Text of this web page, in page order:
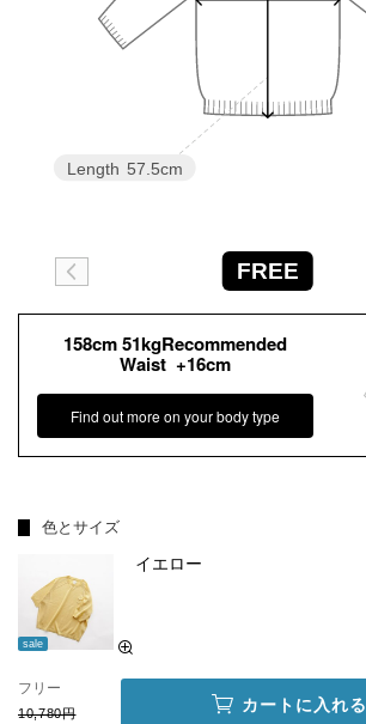
Length 57.5cm
FREE
158cm 51kgRecommended
Waist +16cm
Find out more on your body type
色とサイズ
sale
イエロー
フリー
10,780円 カートに入れる